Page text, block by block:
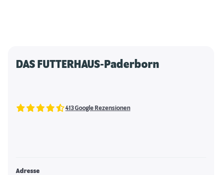
DAS FUTTERHAUS-Paderborn
413 Google Rezensionen
Adresse